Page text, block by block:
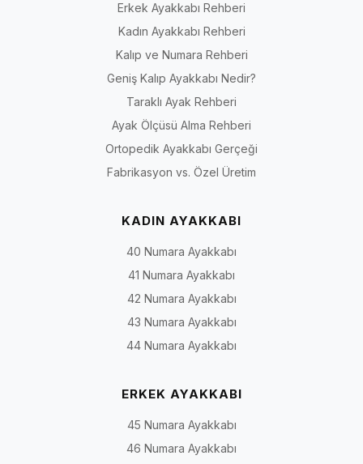
Erkek Ayakkabı Rehberi
Kadın Ayakkabı Rehberi
Kalıp ve Numara Rehberi
Geniş Kalıp Ayakkabı Nedir?
Taraklı Ayak Rehberi
Ayak Ölçüsü Alma Rehberi
Ortopedik Ayakkabı Gerçeği
Fabrikasyon vs. Özel Üretim
KADIN AYAKKABI
40 Numara Ayakkabı
41 Numara Ayakkabı
42 Numara Ayakkabı
43 Numara Ayakkabı
44 Numara Ayakkabı
ERKEK AYAKKABI
45 Numara Ayakkabı
46 Numara Ayakkabı